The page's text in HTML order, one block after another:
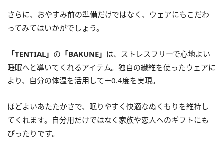
さらに、おやすみ前の準備だけではなく、ウェアにもこだわ
ってみてはいかがでしょう。
「TENTIAL」 の 「BAKUNE」 は、ストレスフリーで心地よい
睡眠へと導いてくれるアイテム。独自の繊維を使ったウェアに
より、自分の体温を活用して＋0.4度を実現。
ほどよいあたたかさで、眠りやすく快適なぬくもりを維持し
てくれます。自分用だけではなく家族や恋人へのギフトにも
ぴったりです。